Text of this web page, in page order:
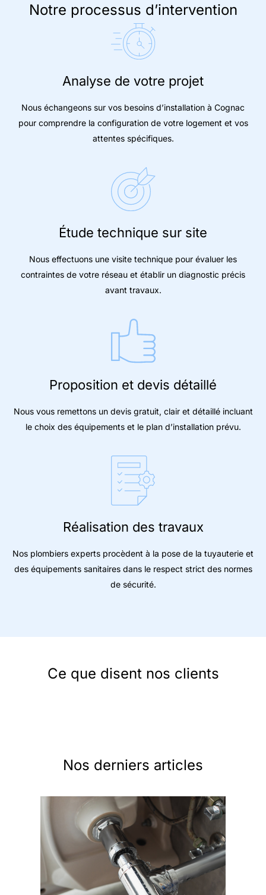
Notre processus d’intervention
Analyse de votre projet
Nous échangeons sur vos besoins d’installation à Cognac
pour comprendre la configuration de votre logement et vos
attentes spécifiques.
Étude technique sur site
Nous effectuons une visite technique pour évaluer les
contraintes de votre réseau et établir un diagnostic précis
avant travaux.
Proposition et devis détaillé
Nous vous remettons un devis gratuit, clair et détaillé incluant
le choix des équipements et le plan d’installation prévu.
Réalisation des travaux
Nos plombiers experts procèdent à la pose de la tuyauterie et
des équipements sanitaires dans le respect strict des normes
de sécurité.
Ce que disent nos clients
Nos derniers articles